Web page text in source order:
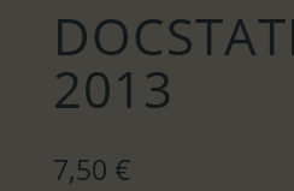
2013
7,50 €